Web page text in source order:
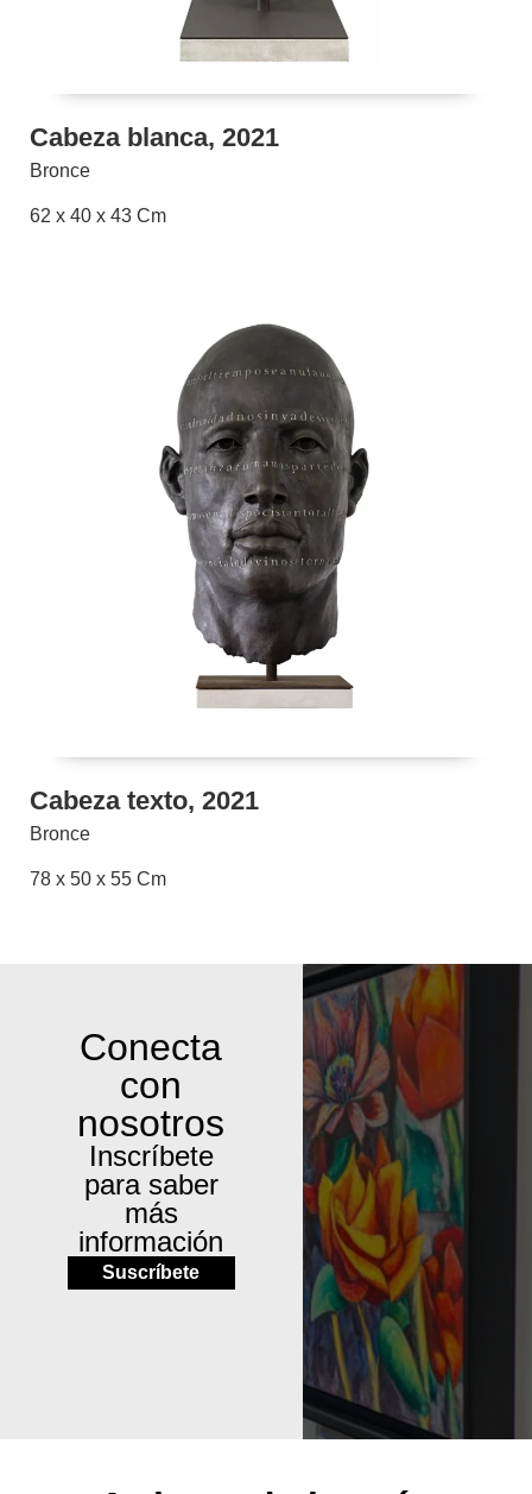
Cabeza blanca, 2021
Bronce
62 x 40 x 43 Cm
Cabeza texto, 2021
Bronce
78 x 50 x 55 Cm
Conecta
con
nosotros
Inscríbete
para saber
más
información
Suscríbete